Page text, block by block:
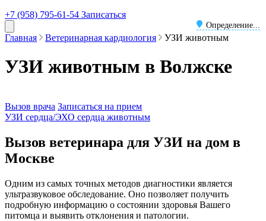
+7 (958) 795-61-54
Определение...
Записаться
Главная Ветеринарная кардиология УЗИ животным
УЗИ животным в Волжске
Вызов врача Записаться на прием
УЗИ сердца/ЭХО сердца животным
Вызов ветеринара для УЗИ на дом в
Москве
Одним из самых точных методов диагностики является
ультразвуковое обследование. Оно позволяет получить
подробную информацию о состоянии здоровья Вашего
питомца и выявить отклонения и патологии.